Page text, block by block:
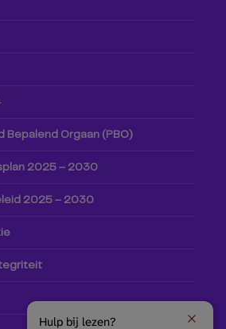
Bepalend Orgaan (PBO)
2025 – 2030
2025 – 2030
Hulp bij lezen?